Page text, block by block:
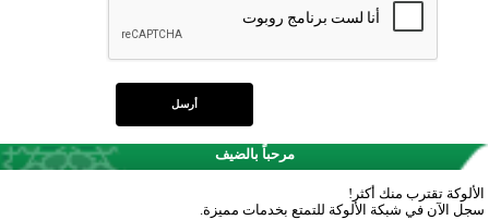
مرحباً بالضيف
الألوكة تقترب منك أكثر!
سجل الآن في شبكة الألوكة للتمتع بخدمات مميزة.